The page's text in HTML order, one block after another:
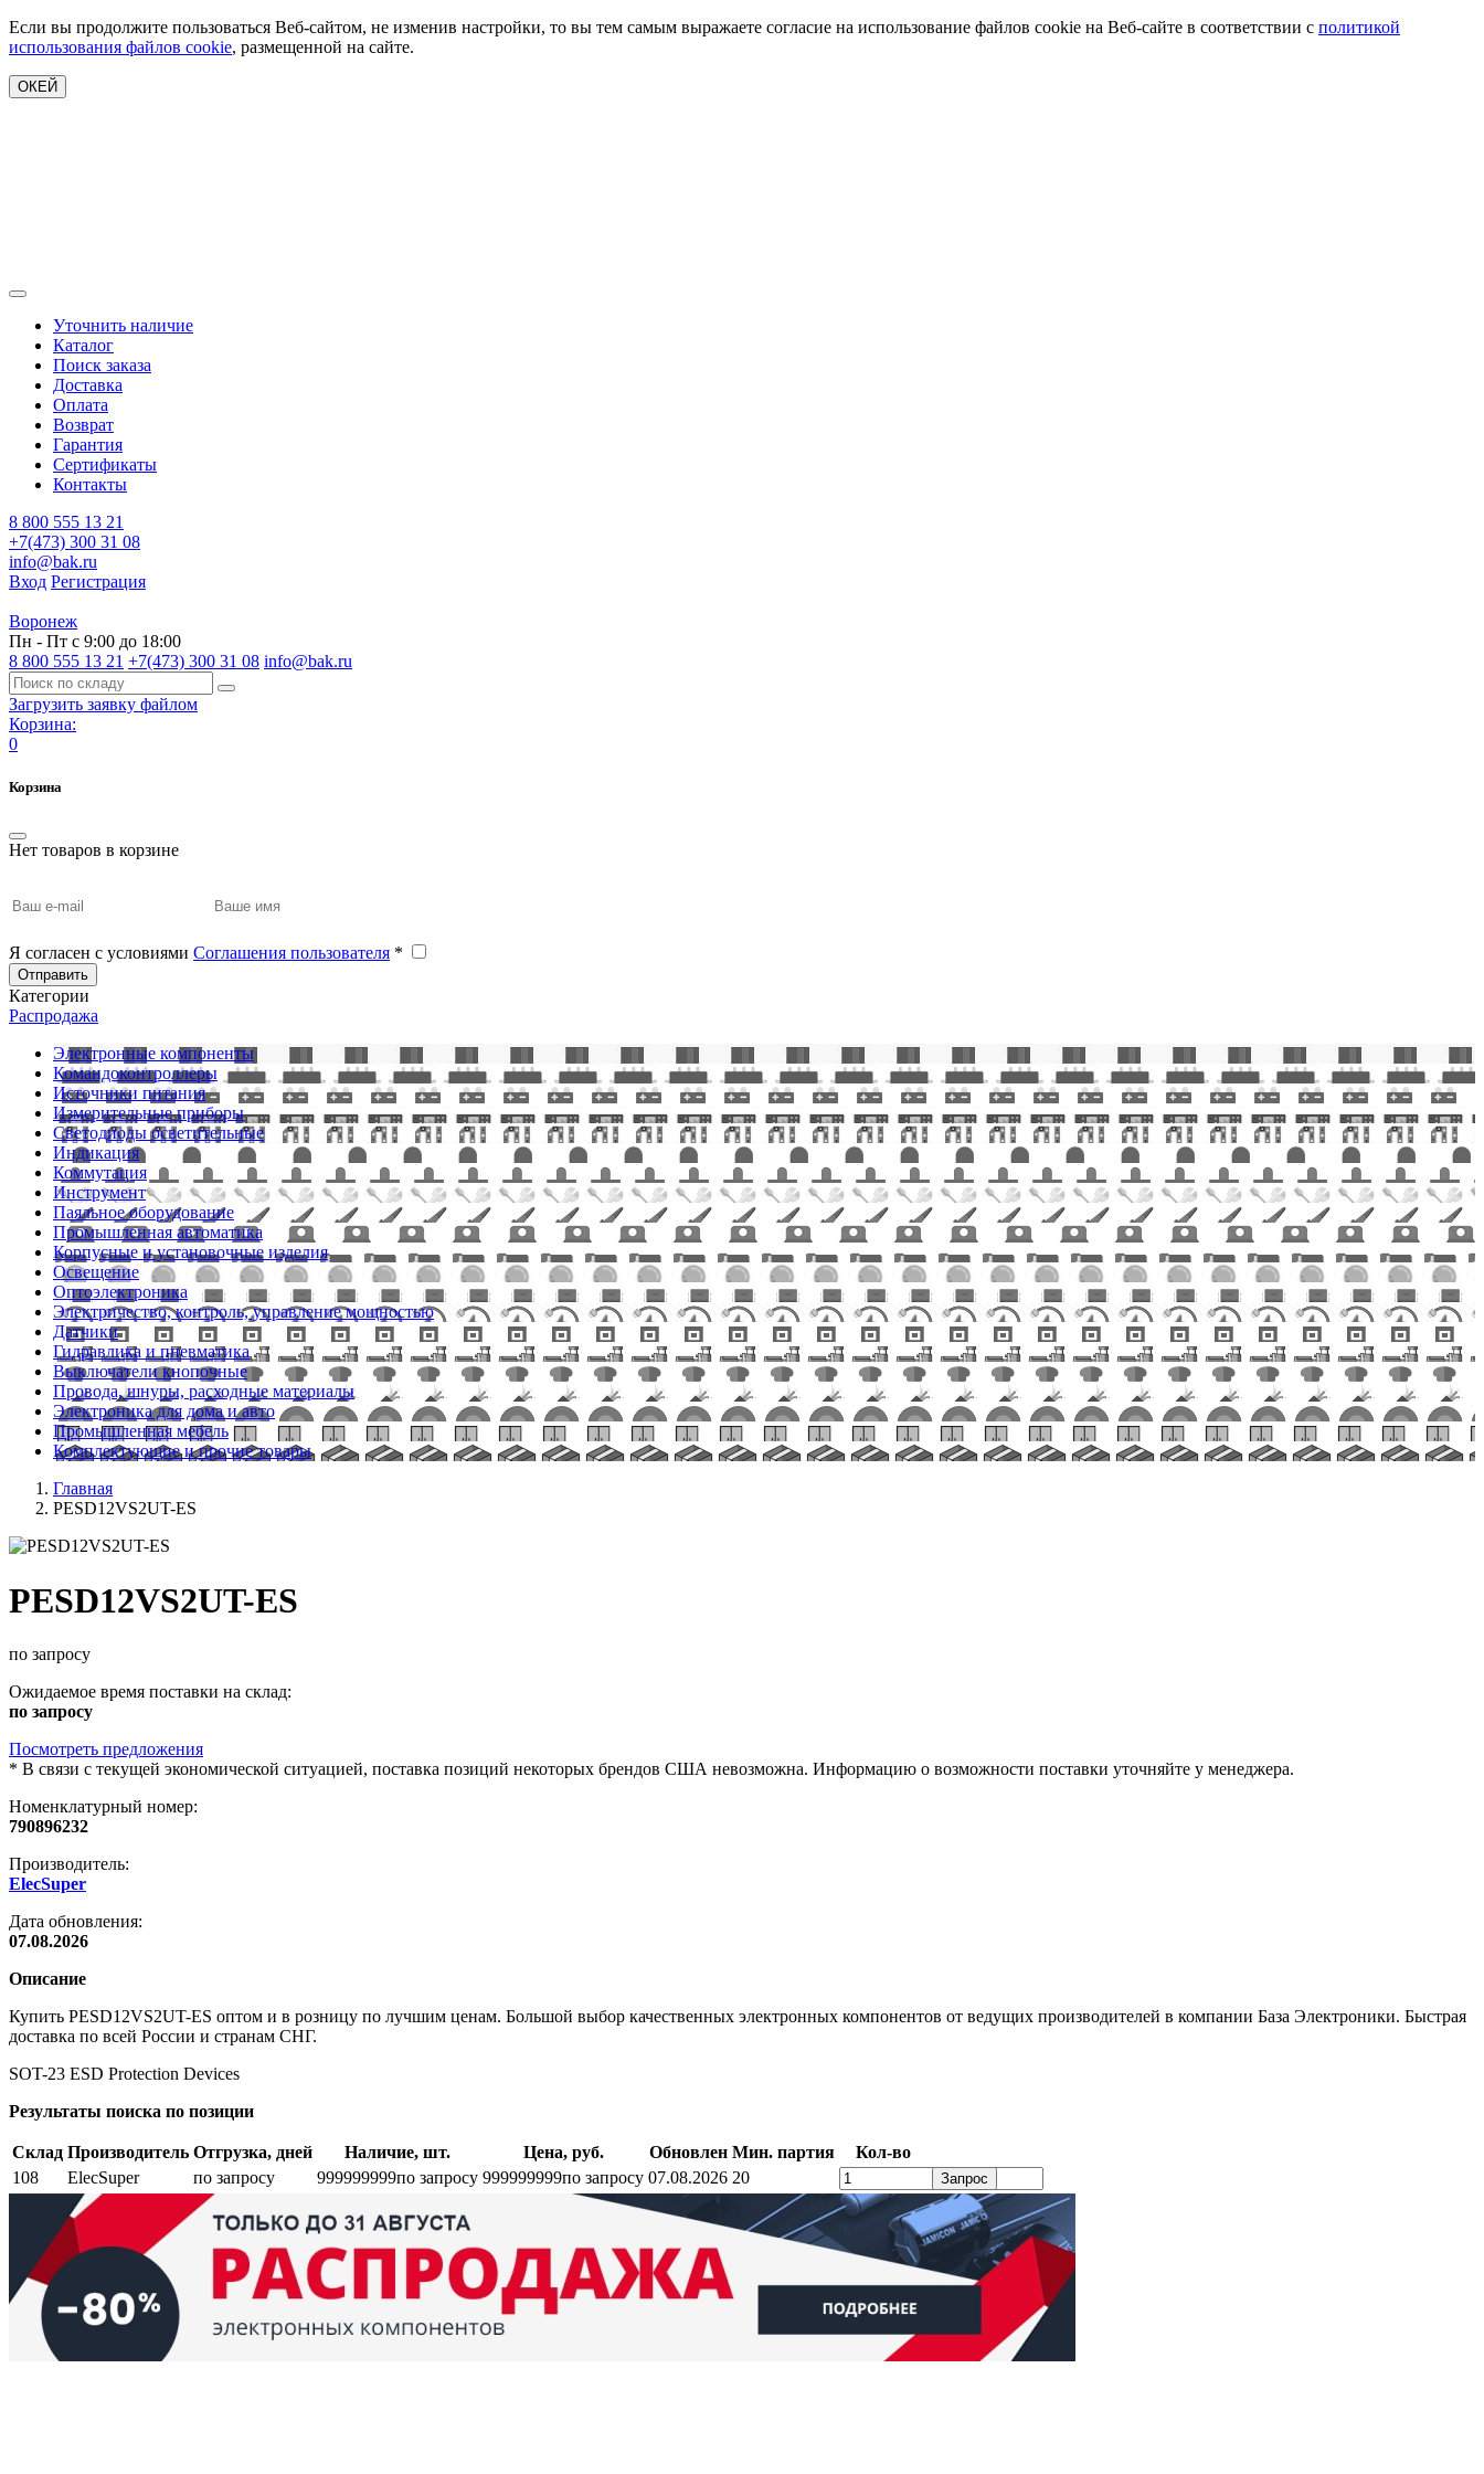
Если вы продолжите пользоваться Веб-сайтом, не изменив настройки, то вы тем самым выражаете согласие на использование файлов cookie на Веб-сайте в соответствии с политикой
использования файлов cookie, размещенной на сайте.
ОКЕЙ
Уточнить наличие
Каталог
Поиск заказа
Доставка
Оплата
Возврат
Гарантия
Сертификаты
Контакты
8 800 555 13 21
+7(473) 300 31 08
info@bak.ru
Вход Регистрация
Воронеж
Пн - Пт с 9:00 до 18:00
8 800 555 13 21 +7(473) 300 31 08 info@bak.ru
Загрузить заявку файлом
Корзина:
0
Корзина
Нет товаров в корзине
Я согласен с условиями Соглашения пользователя *
Отправить
Категории
Распродажа
Электронные компоненты
Командоконтроллеры
Источники питания
Измерительные приборы
Светодиоды осветительные
Индикация
Коммутация
Инструмент
Паяльное оборудование
Промышленная автоматика
Корпусные и установочные изделия
Освещение
Оптоэлектроника
Электричество, контроль, управление мощностью
Датчики
Гидравлика и пневматика
Выключатели кнопочные
Провода, шнуры, расходные материалы
Электроника для дома и авто
Промышленная мебель
Комплектующие и прочие товары
Главная
PESD12VS2UT-ES
PESD12VS2UT-ES
по запросу
Ожидаемое время поставки на склад:
по запросу
Посмотреть предложения
* В связи с текущей экономической ситуацией, поставка позиций некоторых брендов США невозможна. Информацию о возможности поставки уточняйте у менеджера.
Номенклатурный номер:
790896232
Производитель:
ElecSuper
Дата обновления:
07.08.2026
Описание
Купить PESD12VS2UT-ES оптом и в розницу по лучшим ценам. Большой выбор качественных электронных компонентов от ведущих производителей в компании База Электроники. Быстрая
доставка по всей России и странам СНГ.
SOT-23 ESD Protection Devices
Результаты поиска по позиции
Склад Производитель Отгрузка, дней Наличие, шт. Цена, руб. Обновлен Мин. партия
Кол-во
108
ElecSuper по запросу 999999999по запросу 999999999по запросу 07.08.2026 20 Запрос